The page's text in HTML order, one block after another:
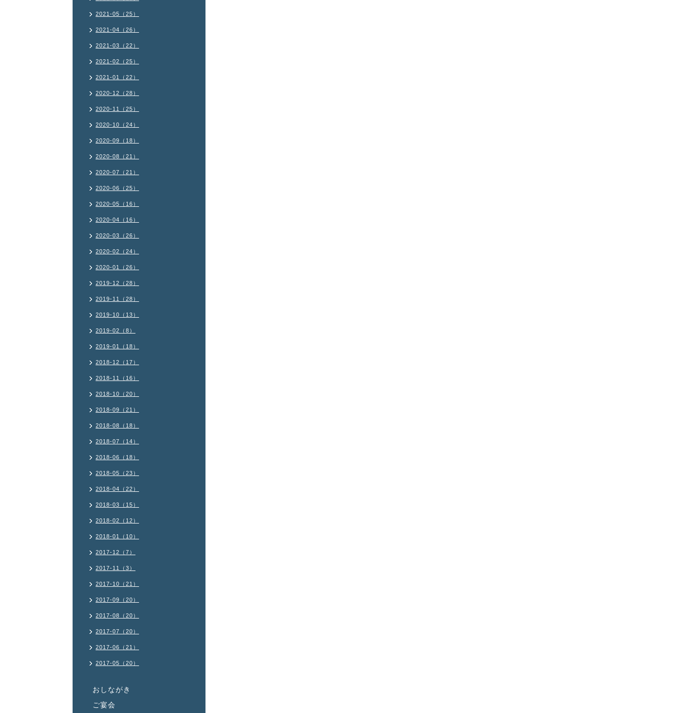
2021-05（25）
2021-04（26）
2021-03（22）
2021-02（25）
2021-01（22）
2020-12（28）
2020-11（25）
2020-10（24）
2020-09（18）
2020-08（21）
2020-07（21）
2020-06（25）
2020-05（16）
2020-04（16）
2020-03（26）
2020-02（24）
2020-01（26）
2019-12（28）
2019-11（28）
2019-10（13）
2019-02（8）
2019-01（18）
2018-12（17）
2018-11（16）
2018-10（20）
2018-09（21）
2018-08（18）
2018-07（14）
2018-06（18）
2018-05（23）
2018-04（22）
2018-03（15）
2018-02（12）
2018-01（10）
2017-12（7）
2017-11（3）
2017-10（21）
2017-09（20）
2017-08（20）
2017-07（20）
2017-06（21）
2017-05（20）
おしながき
ご宴会